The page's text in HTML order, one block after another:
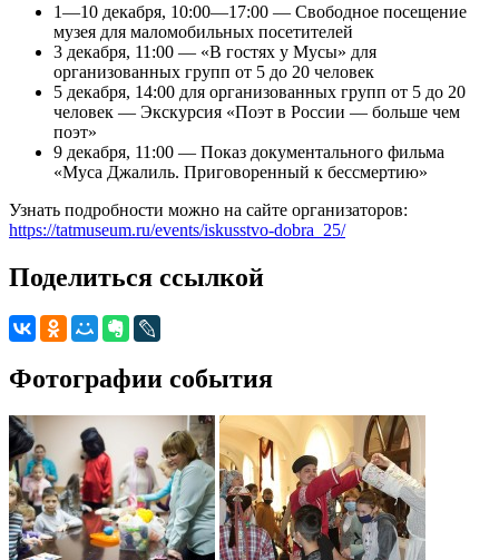
1—10 декабря, 10:00—17:00 — Свободное посещение
музея для маломобильных посетителей
3 декабря, 11:00 — «В гостях у Мусы» для
организованных групп от 5 до 20 человек
5 декабря, 14:00 для организованных групп от 5 до 20
человек — Экскурсия «Поэт в России — больше чем
поэт»
9 декабря, 11:00 — Показ документального фильма
«Муса Джалиль. Приговоренный к бессмертию»
Узнать подробности можно на сайте организаторов:
https://tatmuseum.ru/events/iskusstvo-dobra_25/
Поделиться ссылкой
Фотографии события